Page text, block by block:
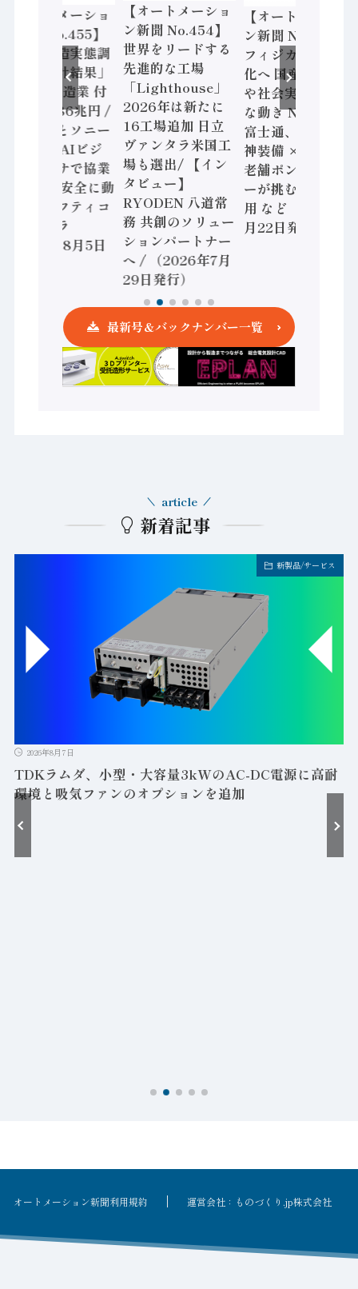
【オートメーショ
ン新聞 No.455】
「経済構造実態調
査二次集計結果」
2024年製造業 付
加価値額86兆円 /
三菱電機とソニー
セミコン AIビジ
ョンセンサで協業
/ IDEC、安全に動
かすセーフティコ
ントローラ
（2026年8月5日
【オートメーショ
ン新聞 No.454】
世界をリードする
先進的な工場
「Lighthouse」
2026年は新たに
16工場追加 日立
ヴァンタラ米国工
場も選出/ 【イン
タビュー】
RYODEN 八道常
務 共創のソリュー
ションパートナー
へ / （2026年7月
29日発行）
【オートメーショ
ン新聞 No.453】
フィジカルAI本格
化へ 国産AI開発
や社会実装に活発
な動き Noetra、
富士通、日立 / 兵
神装備 × HMS、
老舗ポンプメーカ
ーが挑むデータ活
用 など（2026年7
月22日発行）
最新号＆バックナンバー一覧
新着記事
article
新製品/サービス
2026年8月7日
TDKラムダ、小型・大容量3kWのAC-DC電源に高耐
環境と吸気ファンのオプションを追加
オートメーション新聞利用規約 運営会社：ものづくり.jp株式会社